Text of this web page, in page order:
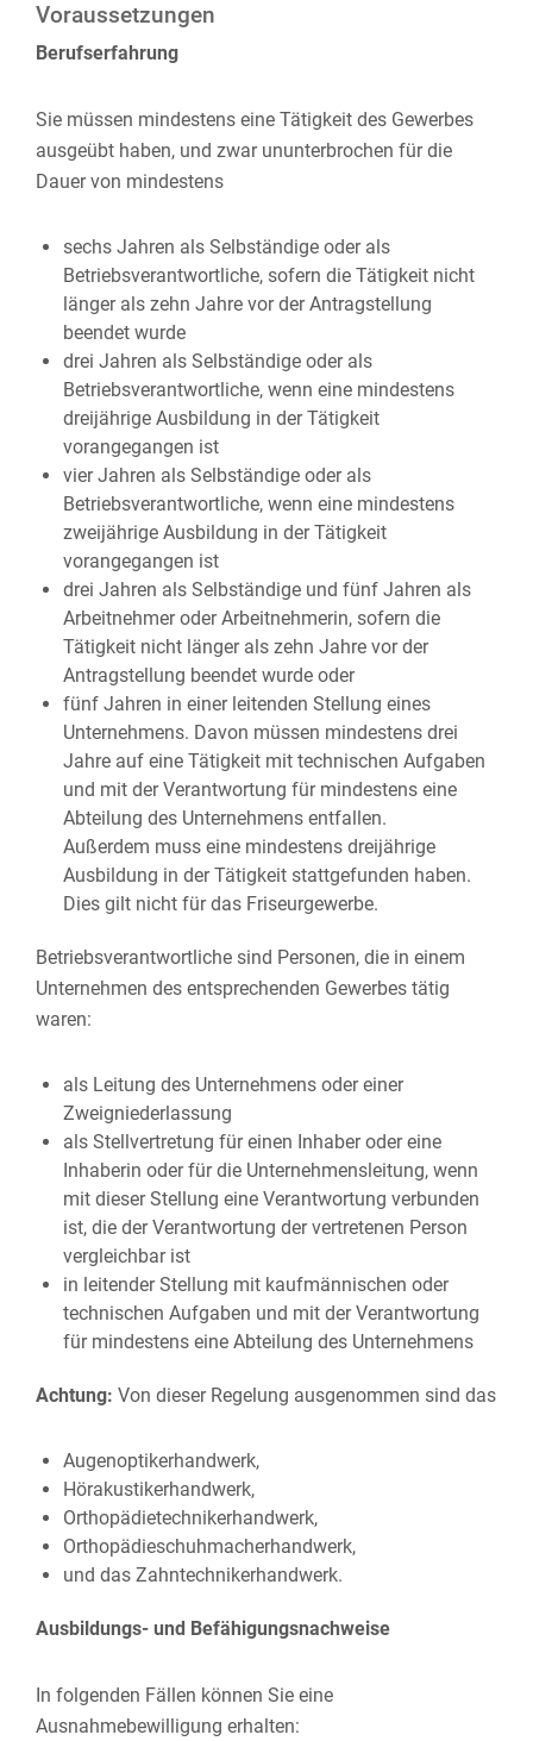
Voraussetzungen
Berufserfahrung
Sie müssen mindestens eine Tätigkeit des Gewerbes
ausgeübt haben, und zwar ununterbrochen für die
Dauer von mindestens
sechs Jahren als Selbständige oder als
Betriebsverantwortliche, sofern die Tätigkeit nicht
länger als zehn Jahre vor der Antragstellung
beendet wurde
drei Jahren als Selbständige oder als
Betriebsverantwortliche, wenn eine mindestens
dreijährige Ausbildung in der Tätigkeit
vorangegangen ist
vier Jahren als Selbständige oder als
Betriebsverantwortliche, wenn eine mindestens
zweijährige Ausbildung in der Tätigkeit
vorangegangen ist
drei Jahren als Selbständige und fünf Jahren als
Arbeitnehmer oder Arbeitnehmerin, sofern die
Tätigkeit nicht länger als zehn Jahre vor der
Antragstellung beendet wurde oder
fünf Jahren in einer leitenden Stellung eines
Unternehmens. Davon müssen mindestens drei
Jahre auf eine Tätigkeit mit technischen Aufgaben
und mit der Verantwortung für mindestens eine
Abteilung des Unternehmens entfallen.
Außerdem muss eine mindestens dreijährige
Ausbildung in der Tätigkeit stattgefunden haben.
Dies gilt nicht für das Friseurgewerbe.
Betriebsverantwortliche sind Personen, die in einem
Unternehmen des entsprechenden Gewerbes tätig
waren:
als Leitung des Unternehmens oder einer
Zweigniederlassung
als Stellvertretung für einen Inhaber oder eine
Inhaberin oder für die Unternehmensleitung, wenn
mit dieser Stellung eine Verantwortung verbunden
ist, die der Verantwortung der vertretenen Person
vergleichbar ist
in leitender Stellung mit kaufmännischen oder
technischen Aufgaben und mit der Verantwortung
für mindestens eine Abteilung des Unternehmens
Achtung: Von dieser Regelung ausgenommen sind das
Augenoptikerhandwerk,
Hörakustikerhandwerk,
Orthopädietechnikerhandwerk,
Orthopädieschuhmacherhandwerk,
und das Zahntechnikerhandwerk.
Ausbildungs- und Befähigungsnachweise
In folgenden Fällen können Sie eine
Ausnahmebewilligung erhalten: